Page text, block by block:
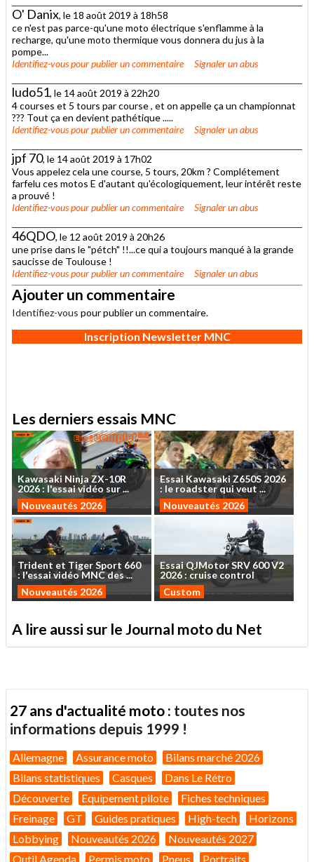
O' Danix, le 18 août 2019 à 18h58
ce n'est pas parce-qu'une moto électrique s'enflamme à la
recharge, qu'une moto thermique vous donnera du jus à la
pompe...
Identifiez-vouspour publier un commentaire Signaler un abus
ludo51, le 14 août 2019 à 22h20
4 courses et 5 tours par course , et on appelle ça un championnat
??? Tout ça en devient pathétique .....
Identifiez-vouspour publier un commentaire Signaler un abus
jpf 70, le 14 août 2019 à 17h02
Vous appelez cela une course, 5 tours, 20km ? Complétement
farfelu ces motos E d'autant qu'écologiquement, leur intérêt reste
a prouvé !
Identifiez-vouspour publier un commentaire Signaler un abus
46QDO, le 12 août 2019 à 20h26
une prise dans le "pétch" !!...ce qui a toujours manqué à la grande
saucisse de Toulouse !
Identifiez-vouspour publier un commentaire Signaler un abus
Ajouter un commentaire
Identifiez-vous pour publier un commentaire.
Inscription Newsletter MNC
Les derniers essais MNC
Kawasaki NinjaZX-10R
2026: l'essaividéo sur...
Nouveautés 2026
Essai KawasakiZ650S 2026
: le roadsterquiveut ...
Nouveautés 2026
Trident et TigerSport 660
: l'essaividéoMNCdes...
Nouveautés 2026
EssaiQJMotorSRV 600V2
2026 : cruise control
Custom
A lire aussi sur le Journal moto du Net
27 ans d'actualité moto : toutes nos
informations depuis 1999 !
Allemagne Assurance moto
Bilans marché 2026
Bilans statistiques
Casques
Dans Le Rétro
Découverte
Equipement pilote
Fiches techniques
Freinage
GT Guides pratiques High-tech
Horizons
Lobbying
Nouveautés 2026
Nouveautés 2027
Outil Agenda
Permis moto Pneus Portraits